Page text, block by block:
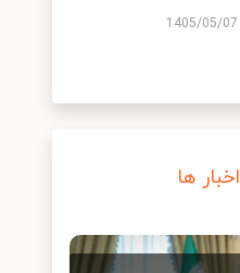
1405/05/07
اخبار ها